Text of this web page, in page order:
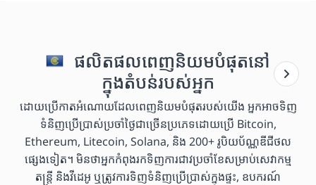
ផលិតផលពេញនិយមបំផុតនៅ
ក្នុងតំបន់របស់អ្នក
ដោយប្រើកាតអំណោយដែលពេញនិយមបំផុតរបស់យើង អ្នកអាចទិញ
ទំនិញប្រើប្រាស់ប្រចាំថ្ងៃជាច្រើនប្រភេទដោយប្រើ Bitcoin,
Ethereum, Litecoin, Solana, និង 200+ រូបិយប័ណ្ណឌីជីថល
ផ្សេងទៀត។ មិនថាអ្នកកំពុងរកទិញការជាវប្រចាំខែសម្រាប់សេវាកម្ម
តន្ត្រី និងវីដេអូ ឬត្រូវការទិញទំនិញប្រើប្រាស់ក្នុងផ្ទះ, ឧបករណ៍